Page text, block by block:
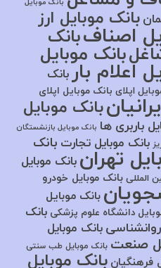
بانک موبایل
بانک موبایل ارز
اصنافبانک
بانک موبایل
اعلام باربانک
اپلای بانک موبایل اپلای
بانک موبایل
باربری ها بانک موبایل بازنشستگان
بانک موبایل تجارت بانک
تهران بانک موبایل
المللی بانک موبایل خودرو
بانک موبایل
دانشگاه علوم پزشکی بانک
بانک موبایل
صنعت بانک موبایل طب سنتی
فرهنگیان بانک موبایل